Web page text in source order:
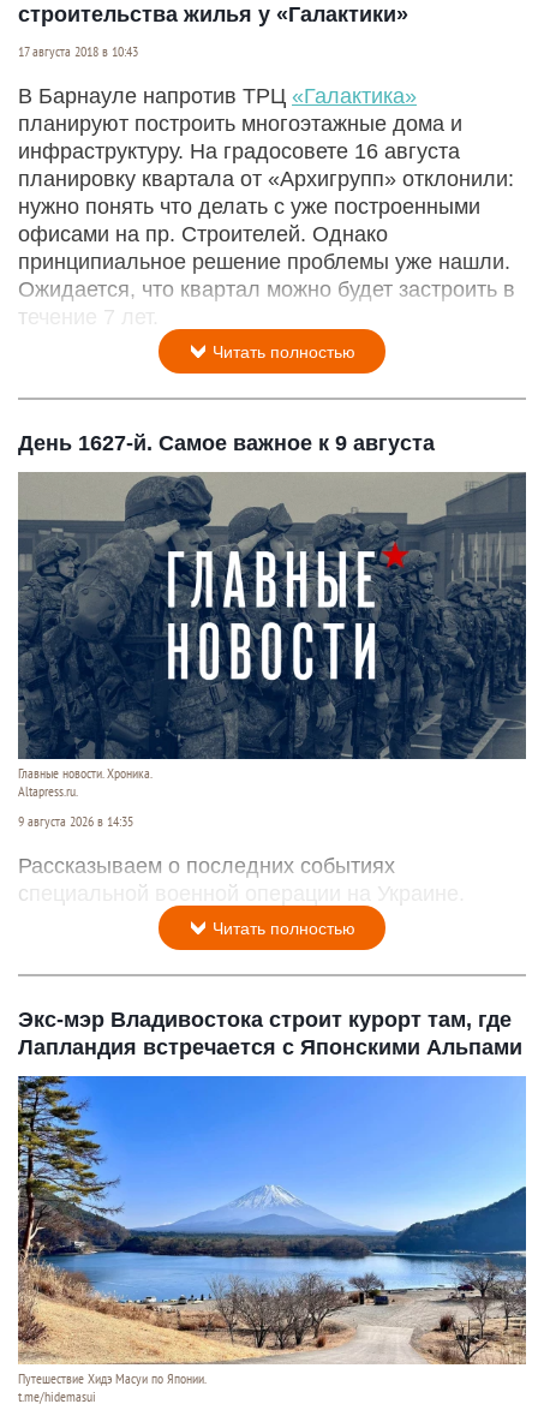
строительства жилья у «Галактики»
17 августа 2018 в 10:43
В Барнауле напротив ТРЦ «Галактика»
планируют построить многоэтажные дома и
инфраструктуру. На градосовете 16 августа
планировку квартала от «Архигрупп» отклонили:
нужно понять что делать с уже построенными
офисами на пр. Строителей. Однако
принципиальное решение проблемы уже нашли.
Ожидается, что квартал можно будет застроить в
течение 7 лет.
Читать полностью
День 1627-й. Самое важное к 9 августа
Главные новости. Хроника.
Altapress.ru.
9 августа 2026 в 14:35
Рассказываем о последних событиях
специальной военной операции на Украине.
Читать полностью
Экс-мэр Владивостока строит курорт там, где
Лапландия встречается с Японскими Альпами
Путешествие Хидэ Масуи по Японии.
t.me/hidemasui